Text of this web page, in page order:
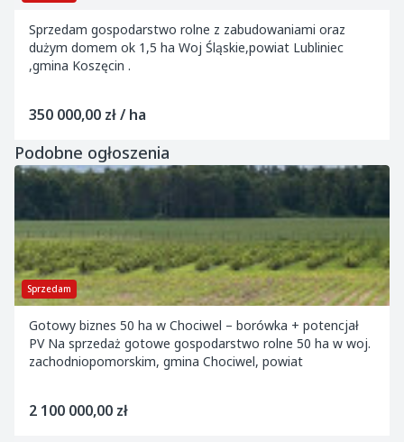
Sprzedam gospodarstwo rolne z zabudowaniami oraz
dużym domem ok 1,5 ha Woj Śląskie,powiat Lubliniec
,gmina Koszęcin .
350 000,00 zł / ha
Podobne ogłoszenia
Sprzedam
Gotowy biznes 50 ha w Chociwel – borówka + potencjał
PV Na sprzedaż gotowe gospodarstwo rolne 50 ha w woj.
zachodniopomorskim, gmina Chociwel, powiat
2 100 000,00 zł